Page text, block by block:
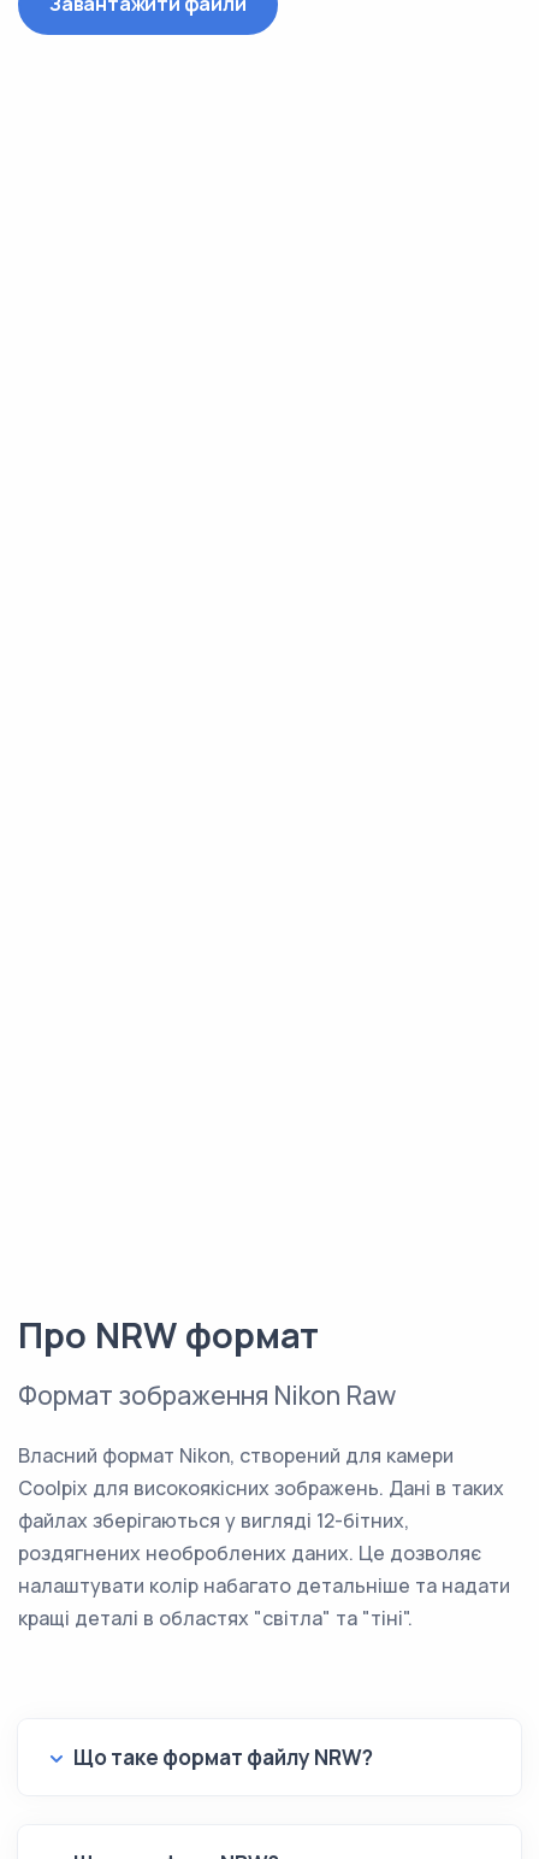
Про NRW формат
Формат зображення Nikon Raw
Власний формат Nikon, створений для камери
Coolpix для високоякісних зображень. Дані в таких
файлах зберігаються у вигляді 12-бітних,
роздягнених необроблених даних. Це дозволяє
налаштувати колір набагато детальніше та надати
кращі деталі в областях "світла" та "тіні".
Що таке формат файлу NRW?